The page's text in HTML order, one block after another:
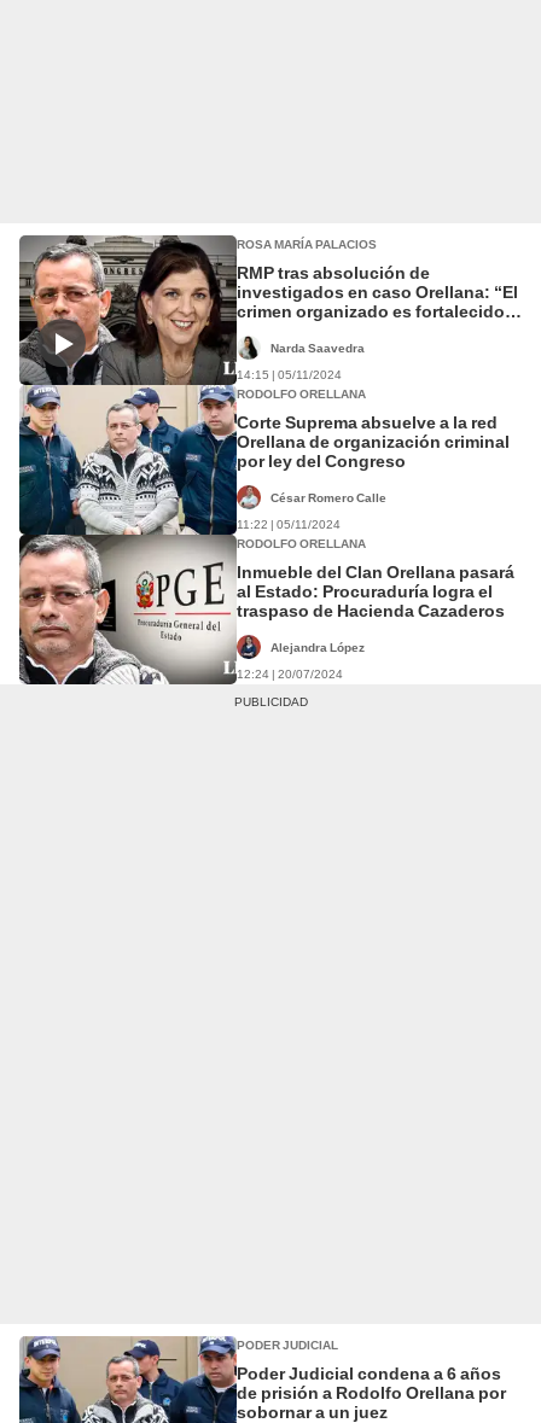
ROSA MARÍA PALACIOS
RMP tras absolución de
investigados en caso Orellana: “El
crimen organizado es fortalecido
Narda Saavedra
14:15 | 05/11/2024
RODOLFO ORELLANA
Corte Suprema absuelve a la red
Orellana de organización criminal
por ley del Congreso
César Romero Calle
11:22 | 05/11/2024
RODOLFO ORELLANA
Inmueble del Clan Orellana pasará
al Estado: Procuraduría logra el
traspaso de Hacienda Cazaderos
Alejandra López
12:24 | 20/07/2024
PODER JUDICIAL
Poder Judicial condena a 6 años
de prisión a Rodolfo Orellana por
sobornar a un juez